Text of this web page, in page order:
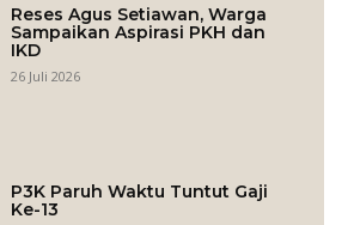
Reses Agus Setiawan, Warga
Sampaikan Aspirasi PKH dan
IKD
26 Juli 2026
P3K Paruh Waktu Tuntut Gaji
Ke-13